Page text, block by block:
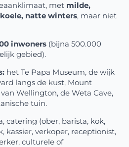
met milde,
koele, natte winters, maar niet
inwoners (bijna 500.000
gebied).
het Te Papa Museum, de wijk
langs de kust, Mount
Wellington, de Weta Cave,
tuin.
catering (ober, barista, kok,
kassier, verkoper, receptionist,
culturele of